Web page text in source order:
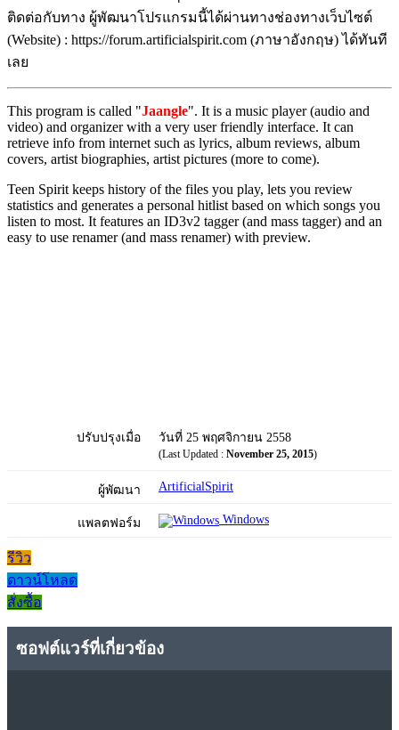
ติดต่อกับทาง ผู้พัฒนาโปรแกรมนี้ได้ผ่านทางช่องทางเว็บไซต์
(Website) : https://forum.artificialspirit.com (ภาษาอังกฤษ) ได้ทันที
เลย
This program is called "Jaangle". It is a music player (audio and
video) and organizer with a very user friendly interface. It can
retrieve info from internet such as lyrics, album reviews, album
covers, artist biographies, artist pictures (more to come).
Teen Spirit keeps history of the files you play, lets you review
statistics and generates a personal hitlist based on which songs you
listen to most. It features an ID3v2 tagger (and mass tagger) and an
easy to use renamer (and mass renamer) with preview.
ปรับปรุงเมื่อ วันที่ 25 พฤศจิกายน 2558
(Last Updated : November 25, 2015)
ผู้พัฒนา ArtificialSpirit
แพลตฟอร์ม Windows
รีวิว
ดาวน์โหลด
สั่งซื้อ
ซอฟต์แวร์ที่เกี่ยวข้อง